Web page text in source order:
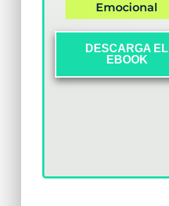
Emocional
DESCARGA EL
EBOOK